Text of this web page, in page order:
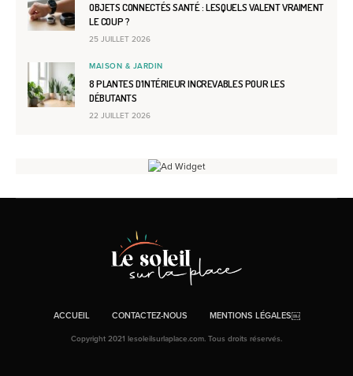
OBJETS CONNECTÉS SANTÉ : LESQUELS VALENT VRAIMENT
LE COUP ?
25 JUILLET 2026
MAISON & JARDIN
8 PLANTES D’INTÉRIEUR INCREVABLES POUR LES
DÉBUTANTS
22 JUILLET 2026
ACCUEIL CONTACTEZ-NOUS MENTIONS LÉGALES￼
Copyright 2021 lesoleilsurlaplace.com. Tous droits réservés.